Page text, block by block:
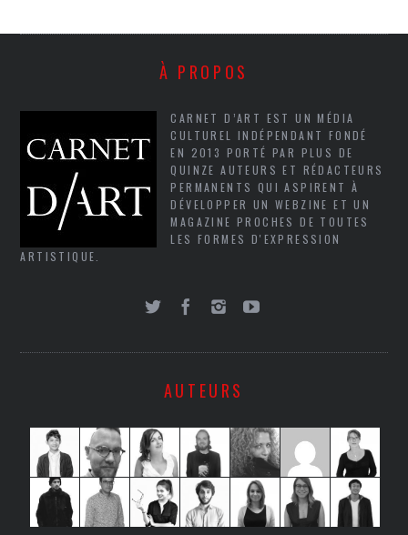
À PROPOS
CARNET D’ART EST UN MÉDIA
CULTUREL INDÉPENDANT FONDÉ
EN 2013 PORTÉ PAR PLUS DE
QUINZE AUTEURS ET RÉDACTEURS
PERMANENTS QUI ASPIRENT À
DÉVELOPPER UN WEBZINE ET UN
MAGAZINE PROCHES DE TOUTES
LES FORMES D'EXPRESSION
ARTISTIQUE.
AUTEURS